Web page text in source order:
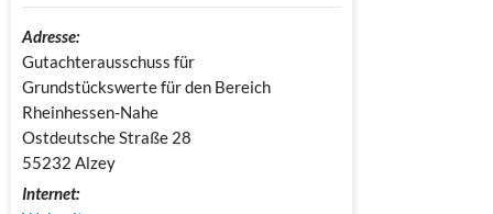
Adresse:
Gutachterausschuss für
Grundstückswerte für den Bereich
Rheinhessen-Nahe
Ostdeutsche Straße 28
55232 Alzey
Internet: